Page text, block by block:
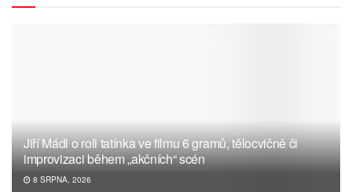
Jiří Mádl o roli tatínka ve filmu 6 gramů, tělocvičně či
improvizaci během „akčních“ scén
8 SRPNA, 2026